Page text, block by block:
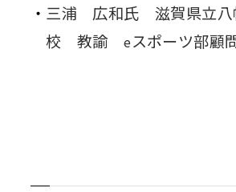
三浦 広和氏 滋賀県立八
校 教諭eスポーツ部顧